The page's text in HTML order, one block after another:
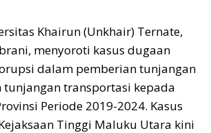
Khairun (Unkhair) Ternate,
menyoroti kasus dugaan
dalam pemberian tunjangan
tunjangan transportasi kepada
Periode 2019-2024. Kasus
Tinggi Maluku Utara kini